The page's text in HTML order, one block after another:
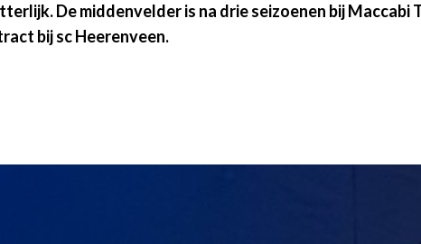
De middenvelder is na drie seizoenen bij
bij sc Heerenveen.